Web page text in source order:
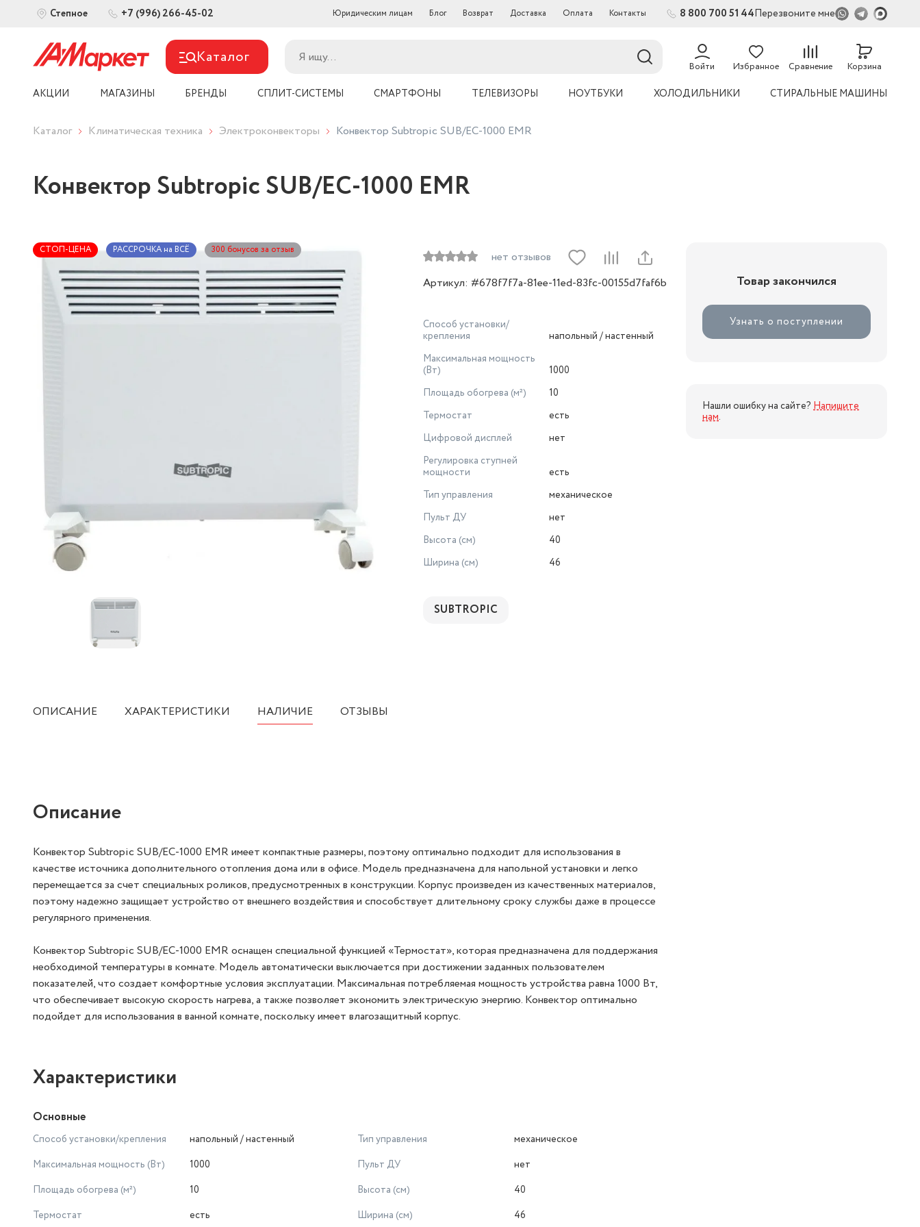
Степное +7 (996) 266-45-02 Юридическим лицам Блог Возврат Доставка Оплата Контакты 8 800 700 51 44Перезвоните мне
Каталог Войти Избранное Сравнение Корзина
АКЦИИ МАГАЗИНЫ БРЕНДЫ СПЛИТ-СИСТЕМЫ СМАРТФОНЫ ТЕЛЕВИЗОРЫ НОУТБУКИ ХОЛОДИЛЬНИКИ СТИРАЛЬНЫЕ МАШИНЫ
Каталог Климатическая техника Электроконвекторы Конвектор Subtropic SUB/EC-1000 EMR
Конвектор Subtropic SUB/EC-1000 EMR
СТОП-ЦЕНА РАССРОЧКА на ВСЁ 300 бонусов за отзыв
нет отзывов
Артикул: #678f7f7a-81ee-11ed-83fc-00155d7faf6b
Способ установки/
крепления
напольный / настенный
Максимальная мощность
(Вт)
1000
Площадь обогрева (м²)
10
Термостат
есть
Цифровой дисплей
нет
Регулировка ступней
мощности
есть
Тип управления
механическое
Пульт ДУ
нет
Высота (см)
40
Ширина (см)
46
SUBTROPIC
Товар закончился
Узнать о поступлении
Нашли ошибку на сайте? Напишите
нам.
ОПИСАНИЕ ХАРАКТЕРИСТИКИ НАЛИЧИЕ ОТЗЫВЫ
Описание
Конвектор Subtropic SUB/EC-1000 EMR имеет компактные размеры, поэтому оптимально подходит для использования в
качестве источника дополнительного отопления дома или в офисе. Модель предназначена для напольной установки и легко
перемещается за счет специальных роликов, предусмотренных в конструкции. Корпус произведен из качественных материалов,
поэтому надежно защищает устройство от внешнего воздействия и способствует длительному сроку службы даже в процессе
регулярного применения.
Конвектор Subtropic SUB/EC-1000 EMR оснащен специальной функцией «Термостат», которая предназначена для поддержания
необходимой температуры в комнате. Модель автоматически выключается при достижении заданных пользователем
показателей, что создает комфортные условия эксплуатации. Максимальная потребляемая мощность устройства равна 1000 Вт,
что обеспечивает высокую скорость нагрева, а также позволяет экономить электрическую энергию. Конвектор оптимально
подойдет для использования в ванной комнате, поскольку имеет влагозащитный корпус.
Характеристики
Основные
Способ установки/крепления
напольный / настенный
Максимальная мощность (Вт)
1000
Площадь обогрева (м²)
10
Термостат
есть
Тип управления
механическое
Пульт ДУ
нет
Высота (см)
40
Ширина (см)
46